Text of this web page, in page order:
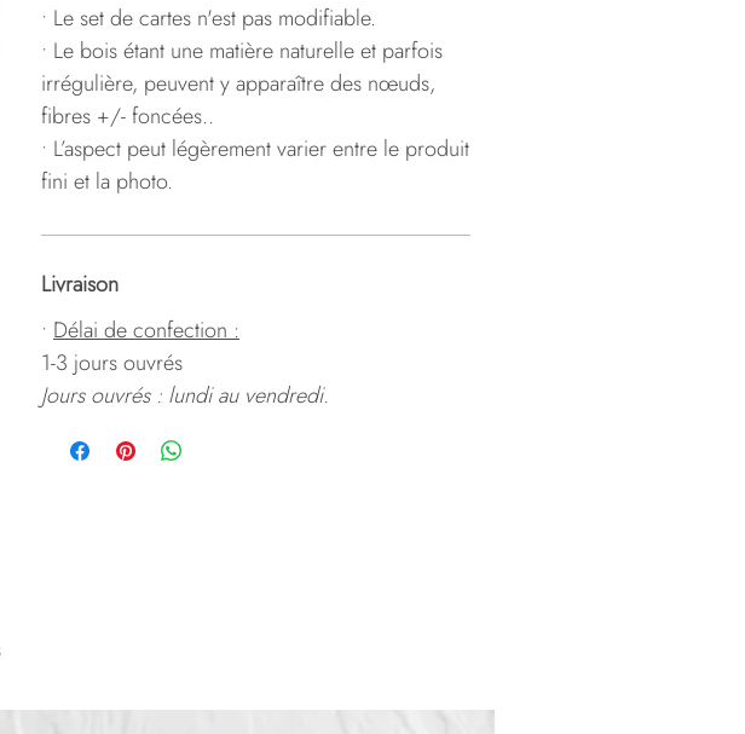
• Le set de cartes n'est pas modifiable.
• Le bois étant une matière naturelle et parfois
irrégulière, peuvent y apparaître des nœuds,
fibres +/- foncées..
• L’aspect peut légèrement varier entre le produit
fini et la photo.
Livraison
• Délai de confection :
1-3 jours ouvrés
Jours ouvrés : lundi au vendredi.